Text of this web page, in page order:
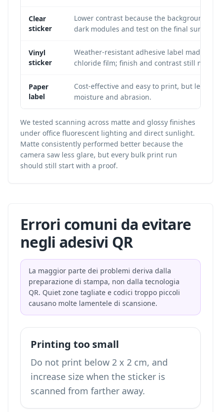
Clear
sticker
Lower contrast because the background
dark modules and test on the final surface.
Vinyl
sticker
Weather-resistant adhesive label made
chloride film; finish and contrast still matter.
Paper
label
Cost-effective and easy to print, but less
moisture and abrasion.
We tested scanning across matte and glossy finishes
under office fluorescent lighting and direct sunlight.
Matte consistently performed better because the
camera saw less glare, but every bulk print run
should still start with a proof.
Errori comuni da evitare
negli adesivi QR
La maggior parte dei problemi deriva dalla
preparazione di stampa, non dalla tecnologia
QR. Quiet zone tagliate e codici troppo piccoli
causano molte lamentele di scansione.
Printing too small
Do not print below 2 x 2 cm, and
increase size when the sticker is
scanned from farther away.